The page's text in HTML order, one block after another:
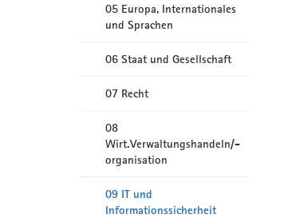
05 Europa, Internationales
und Sprachen
06 Staat und Gesellschaft
07 Recht
08
Wirt.Verwaltungshandeln/-
organisation
09 IT und
Informationssicherheit